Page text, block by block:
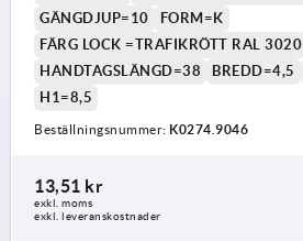
GÄNGDJUP=10
FORM=K
FÄRG LOCK =TRAFIKRÖTT RAL 3020
HANDTAGSLÄNGD=38
BREDD=4,5
H1=8,5
Beställningsnummer: K0274.9046
13,51 kr
exkl. moms
exkl. leveranskostnader